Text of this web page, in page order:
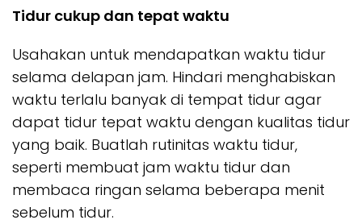
Tidur cukup dan tepat waktu
Usahakan untuk mendapatkan waktu tidur
selama delapan jam. Hindari menghabiskan
waktu terlalu banyak di tempat tidur agar
dapat tidur tepat waktu dengan kualitas tidur
yang baik. Buatlah rutinitas waktu tidur,
seperti membuat jam waktu tidur dan
membaca ringan selama beberapa menit
sebelum tidur.